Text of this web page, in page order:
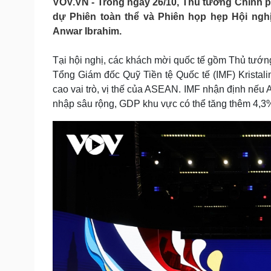
Tin nóng
Tư vấn luật
Việt Nam
Phân tích
Sức khỏe
Dinh dưỡng - món ngon
Cây thuốc
Sản phụ khoa
Nhi khoa
Nam khoa
Làm đẹp - giảm cân
Phòng mạch online
Đời sống
Nhà đẹp
Blog
Tình yêu - Gia đình
VOV.VN - Trong ngày 26/10, Thủ tướng
dự Phiên toàn thể và Phiên họp hẹp Hội
Anwar Ibrahim.
Tại hội nghị, các khách mời quốc tế gồm Thủ
Tổng Giám đốc Quỹ Tiền tệ Quốc tế (IMF)
cao vai trò, vị thế của ASEAN. IMF nhận định
nhập sâu rộng, GDP khu vực có thể tăng thêm